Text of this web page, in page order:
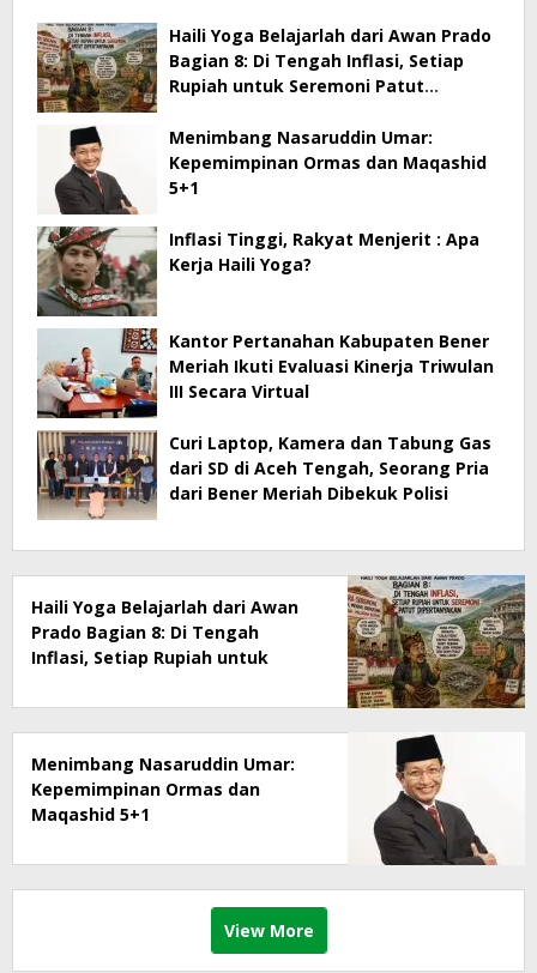
Haili Yoga Belajarlah dari Awan Prado
Bagian 8: Di Tengah Inflasi, Setiap
Rupiah untuk Seremoni Patut
Menimbang Nasaruddin Umar:
Kepemimpinan Ormas dan Maqashid
5+1
Inflasi Tinggi, Rakyat Menjerit : Apa
Kerja Haili Yoga?
Kantor Pertanahan Kabupaten Bener
Meriah Ikuti Evaluasi Kinerja Triwulan
III Secara Virtual
Curi Laptop, Kamera dan Tabung Gas
dari SD di Aceh Tengah, Seorang Pria
dari Bener Meriah Dibekuk Polisi
Haili Yoga Belajarlah dari Awan
Prado Bagian 8: Di Tengah
Inflasi, Setiap Rupiah untuk
Menimbang Nasaruddin Umar:
Kepemimpinan Ormas dan
Maqashid 5+1
View More